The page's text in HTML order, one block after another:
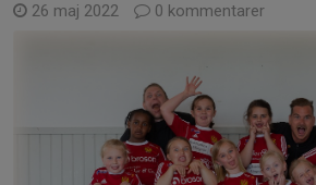
26 maj 2022 0 kommentarer